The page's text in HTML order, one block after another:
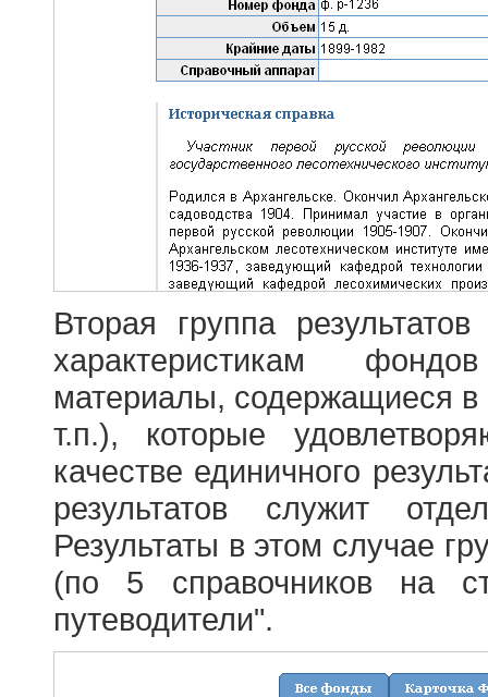
Вторая группа
характеристикам
материалы, содержащиеся в
т.п.), которые
качестве единичного
результатов служит
Результаты в этом случае
(по 5 справочников на
путеводители".